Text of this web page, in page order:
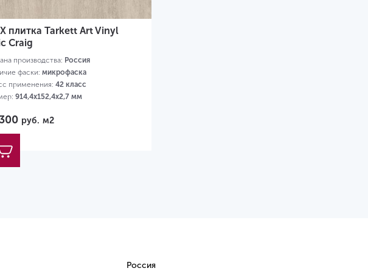
плитка Tarkett Art Vinyl
Craig
производства: Россия
фаски: микрофаска
применения: 42 класс
914,4х152,4х2,7 мм
руб. м2
Россия